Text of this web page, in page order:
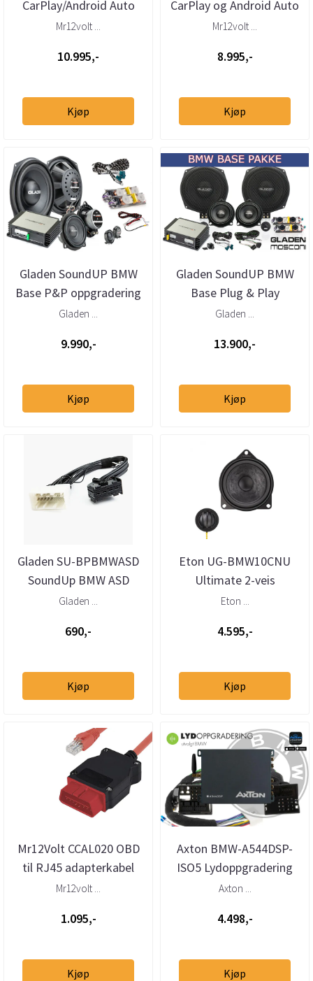
CarPlay/Android Auto
BMW EVO ID5/ID6
Mr12volt ...
10.995,-
Kjøp
CarPlay og Android Auto
til BMW NBT (DSP)
Mr12volt ...
8.995,-
Kjøp
Gladen SoundUP BMW
Base P&P oppgradering
Gladen ...
9.990,-
Kjøp
Gladen SoundUP BMW
Base Plug & Play
frontsett og DSP-
Gladen ...
13.900,-
Kjøp
Gladen SU-BPBMWASD
SoundUp BMW ASD
bypasskabel
Gladen ...
690,-
Kjøp
Eton UG-BMW10CNU
Ultimate 2-veis
Senterhøyttaler BMW
Eton ...
4.595,-
Kjøp
Mr12Volt CCAL020 OBD
til RJ45 adapterkabel
BMW NBT aktivering
Mr12volt ...
1.095,-
Kjøp
Axton BMW-A544DSP-
ISO5 Lydoppgradering
BMW Plug & Play DSP
Axton ...
4.498,-
Kjøp